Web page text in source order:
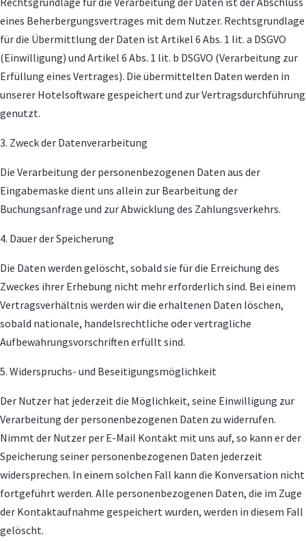
eines Beherbergungsvertrages mit dem Nutzer. Rechtsgrundlage
für die Übermittlung der Daten ist Artikel 6 Abs. 1 lit. a DSGVO
(Einwilligung) und Artikel 6 Abs. 1 lit. b DSGVO (Verarbeitung zur
Erfüllung eines Vertrages). Die übermittelten Daten werden in
unserer Hotelsoftware gespeichert und zur Vertragsdurchführung
genutzt.
3. Zweck der Datenverarbeitung
Die Verarbeitung der personenbezogenen Daten aus der
Eingabemaske dient uns allein zur Bearbeitung der
Buchungsanfrage und zur Abwicklung des Zahlungsverkehrs.
4. Dauer der Speicherung
Die Daten werden gelöscht, sobald sie für die Erreichung des
Zweckes ihrer Erhebung nicht mehr erforderlich sind. Bei einem
Vertragsverhältnis werden wir die erhaltenen Daten löschen,
sobald nationale, handelsrechtliche oder vertragliche
Aufbewahrungsvorschriften erfüllt sind.
5. Widerspruchs- und Beseitigungsmöglichkeit
Der Nutzer hat jederzeit die Möglichkeit, seine Einwilligung zur
Verarbeitung der personenbezogenen Daten zu widerrufen.
Nimmt der Nutzer per E-Mail Kontakt mit uns auf, so kann er der
Speicherung seiner personenbezogenen Daten jederzeit
widersprechen. In einem solchen Fall kann die Konversation nicht
fortgeführt werden. Alle personenbezogenen Daten, die im Zuge
der Kontaktaufnahme gespeichert wurden, werden in diesem Fall
gelöscht.